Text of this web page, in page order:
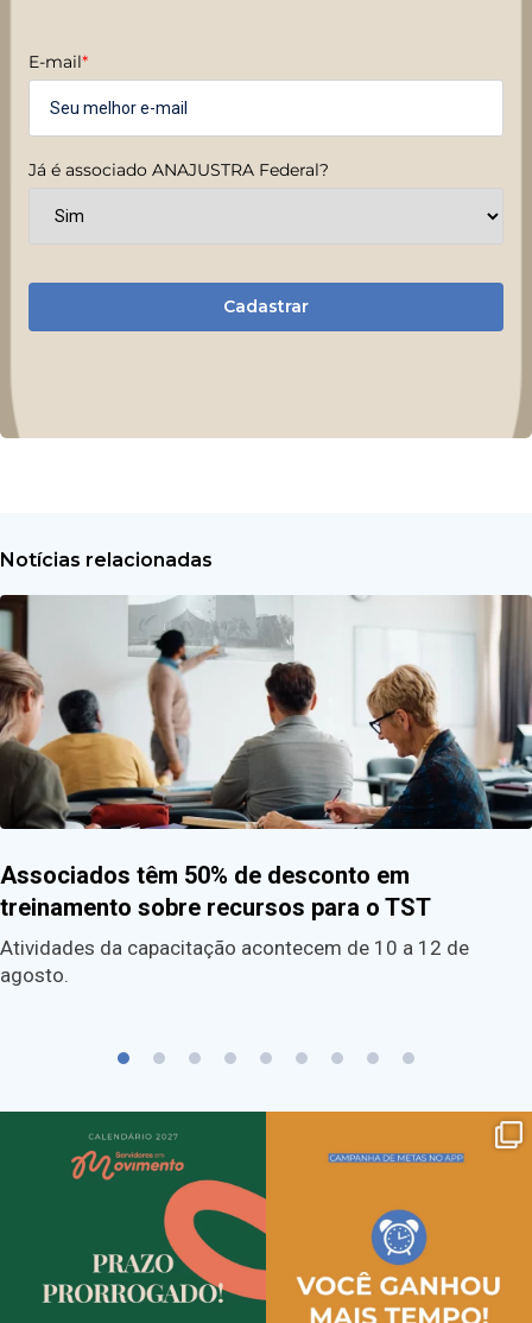
E-mail*
Já é associado ANAJUSTRA Federal?
Cadastrar
Notícias relacionadas
Associados têm 50% de desconto em
treinamento sobre recursos para o TST
Atividades da capacitação acontecem de 10 a 12 de
agosto.